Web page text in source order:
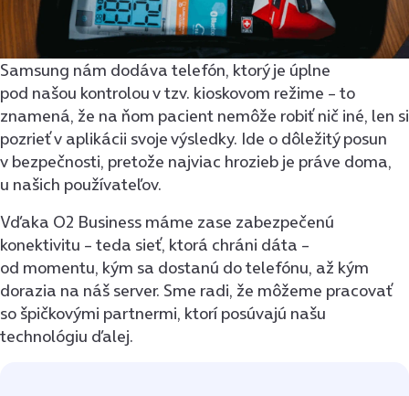
Samsung nám dodáva telefón, ktorý je úplne
pod našou kontrolou v tzv. kioskovom režime – to
znamená, že na ňom pacient nemôže robiť nič iné, len si
pozrieť v aplikácii svoje výsledky. Ide o dôležitý posun
v bezpečnosti, pretože najviac hrozieb je práve doma,
u našich používateľov.
Vďaka O2 Business máme zase zabezpečenú
konektivitu – teda sieť, ktorá chráni dáta –
od momentu, kým sa dostanú do telefónu, až kým
dorazia na náš server. Sme radi, že môžeme pracovať
so špičkovými partnermi, ktorí posúvajú našu
technológiu ďalej.